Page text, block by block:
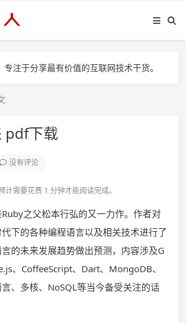
注于分享最有价值的互联网技术干货。
pdf下载
没有评论
计需要花费 1 分钟才能阅读完成。
Ruby之父松本行弘的又一力作。作者对
下的各种编程语言以及相关技术进行了
的未来发展趋势做出预测，内容涉及G
、CoffeeScript、Dart、MongoDB、
、多核、NoSQL等当今备受关注的话